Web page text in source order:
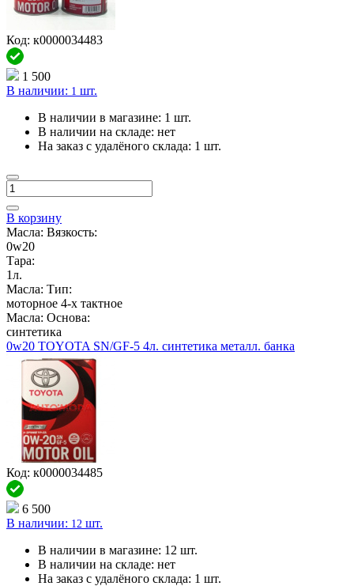
Код: к0000034483
1 500
В наличии: 1 шт.
В наличии в магазине: 1 шт.
В наличии на складе: нет
На заказ с удалёного склада: 1 шт.
В корзину
Масла: Вязкость:
0w20
Тара:
1л.
Масла: Тип:
моторное 4-х тактное
Масла: Основа:
синтетика
0w20 TOYOTA SN/GF-5 4л. синтетика металл. банка
Код: к0000034485
6 500
В наличии: 12 шт.
В наличии в магазине: 12 шт.
В наличии на складе: нет
На заказ с удалёного склада: 1 шт.